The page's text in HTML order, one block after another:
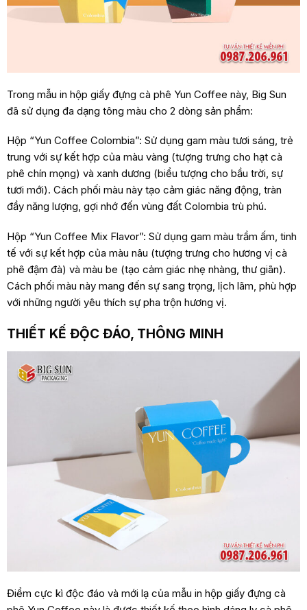
Trong mẫu in hộp giấy đựng cà phê Yun Coffee này, Big Sun
đã sử dụng đa dạng tông màu cho 2 dòng sản phẩm:
Hộp “Yun Coffee Colombia”: Sử dụng gam màu tươi sáng, trẻ
trung với sự kết hợp của màu vàng (tượng trưng cho hạt cà
phê chín mọng) và xanh dương (biểu tượng cho bầu trời, sự
tươi mới). Cách phối màu này tạo cảm giác năng động, tràn
đầy năng lượng, gợi nhớ đến vùng đất Colombia trù phú.
Hộp “Yun Coffee Mix Flavor”: Sử dụng gam màu trầm ấm, tinh
tế với sự kết hợp của màu nâu (tượng trưng cho hương vị cà
phê đậm đà) và màu be (tạo cảm giác nhẹ nhàng, thư giãn).
Cách phối màu này mang đến sự sang trọng, lịch lãm, phù hợp
với những người yêu thích sự pha trộn hương vị.
THIẾT KẾ ĐỘC ĐÁO, THÔNG MINH
Điểm cực kì độc đáo và mới lạ của mẫu in hộp giấy đựng cà